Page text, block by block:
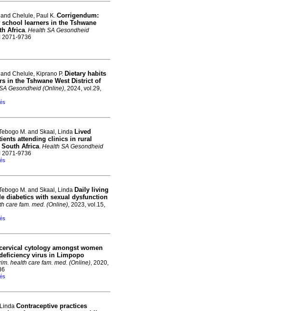
Chelule, Paul K. Corrigendum:
learners in the Tshwane
Africa. Health SA Gesondheid
2071-9736
Chelule, Kiprano P. Dietary habits
in the Tshwane West District of
Gesondheid (Online), 2024, vol.29,
M. and Skaal, Linda Lived
attending clinics in rural
Africa. Health SA Gesondheid
2071-9736
M. and Skaal, Linda Daily living
diabetics with sexual dysfunction
care fam. med. (Online), 2023, vol.15,
cytology amongst women
virus in Limpopo
health care fam. med. (Online), 2020,
Contraceptive practices